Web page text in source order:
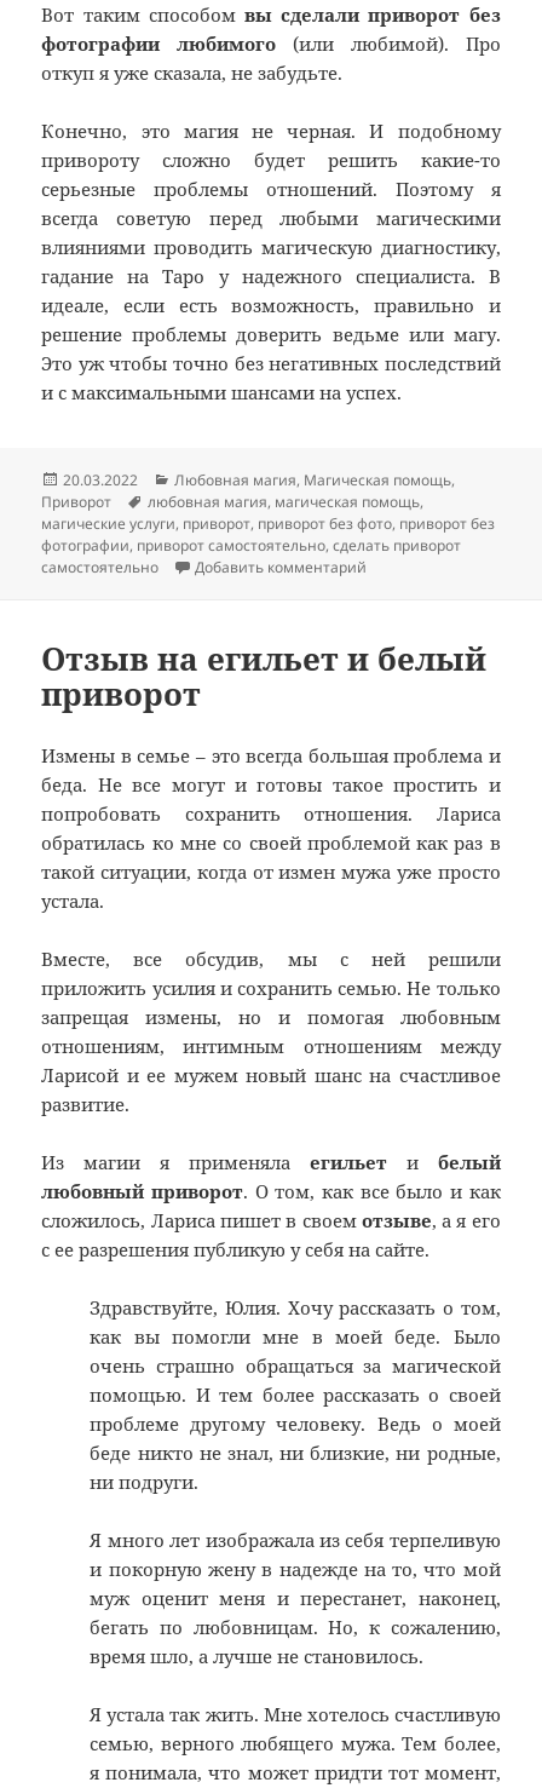
Вот таким способом вы сделали приворот без
фотографии любимого (или любимой). Про
откуп я уже сказала, не забудьте.
Конечно, это магия не черная. И подобному
привороту сложно будет решить какие-то
серьезные проблемы отношений. Поэтому я
всегда советую перед любыми магическими
влияниями проводить магическую диагностику,
гадание на Таро у надежного специалиста. В
идеале, если есть возможность, правильно и
решение проблемы доверить ведьме или магу.
Это уж чтобы точно без негативных последствий
и с максимальными шансами на успех.
Опубликовано
20.03.2022 Рубрики
Любовная магия, Магическая помощь,
Приворот
Метки
любовная магия, магическая помощь,
магические услуги, приворот, приворот без фото, приворот без
фотографии, приворот самостоятельно,сделать приворот
самостоятельно
Добавить комментарий
Отзыв на егильет и белый
приворот
Измены в семье – это всегда большая проблема и
беда. Не все могут и готовы такое простить и
попробовать сохранить отношения. Лариса
обратилась ко мне со своей проблемой как раз в
такой ситуации, когда от измен мужа уже просто
устала.
Вместе, все обсудив, мы с ней решили
приложить усилия и сохранить семью. Не только
запрещая измены, но и помогая любовным
отношениям, интимным отношениям между
Ларисой и ее мужем новый шанс на счастливое
развитие.
Из магии я применяла егильети белый
любовный приворот. О том, как все было и как
сложилось, Лариса пишет в своем отзыве, а я его
с ее разрешения публикую у себя на сайте.
Здравствуйте, Юлия. Хочу рассказать о том,
как вы помогли мне в моей беде. Было
очень страшно обращаться за магической
помощью. И тем более рассказать о своей
проблеме другому человеку. Ведь о моей
беде никто не знал, ни близкие, ни родные,
ни подруги.
Я много лет изображала из себя терпеливую
и покорную жену в надежде на то, что мой
муж оценит меня и перестанет, наконец,
бегать по любовницам. Но, к сожалению,
время шло, а лучше не становилось.
Я устала так жить. Мне хотелось счастливую
семью, верного любящего мужа. Тем более,
я понимала, что может придти тот момент,